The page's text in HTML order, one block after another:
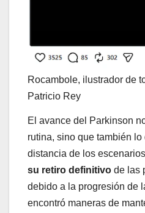
Rocambole, ilustrador de
Patricio Rey
El avance del Parkinson
rutina, sino que también
distancia de los
su retiro definitivo de las
debido a la progresión de
encontró maneras de